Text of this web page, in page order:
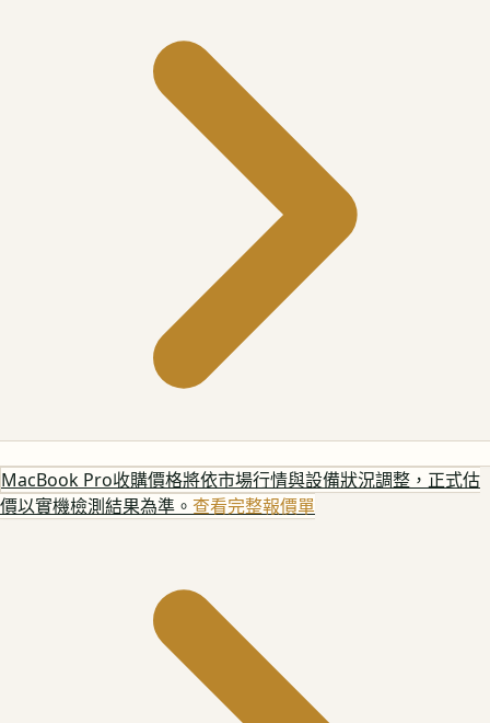
MacBook Pro收購價格將依市場行情與設備狀況調整，正式估
價以實機檢測結果為準。 查看完整報價單